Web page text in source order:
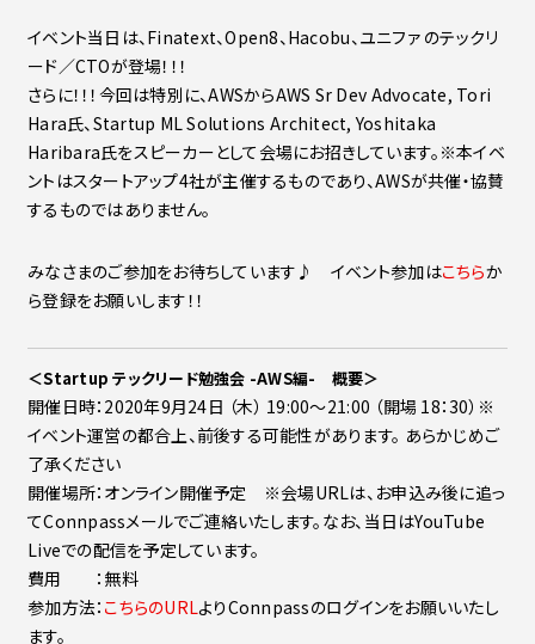
イベント当日は、Finatext、Open8、Hacobu、ユニファ のテックリ
ード／CTOが登場！！！
さらに！！！今回は特別に、AWSからAWS Sr Dev Advocate, Tori
Hara氏、Startup ML Solutions Architect, Yoshitaka
Haribara氏をスピーカーとして会場にお招きしています。※本イベ
ントはスタートアップ4社が主催するものであり、AWSが共催・協賛
するものではありません。
みなさまのご参加をお待ちしています♪ イベント参加はこちらか
ら登録をお願いします！！
＜Startup テックリード勉強会 -AWS編- 概要＞
開催日時：2020年9月24日 （木） 19:00～21:00 （開場 18：30）※
イベント運営の都合上、前後する可能性があります。 あらかじめご
了承ください
開催場所：オンライン開催予定 ※会場URLは、お申込み後に追っ
てConnpassメールでご連絡いたします。なお、当日はYouTube
Liveでの配信を予定しています。
費用 ：無料
参加方法： こちらのURLよりConnpassのログインをお願いいたし
ます。